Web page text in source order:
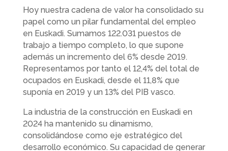
Hoy nuestra cadena de valor ha consolidado su
papel como un pilar fundamental del empleo
en Euskadi. Sumamos 122.031 puestos de
trabajo a tiempo completo, lo que supone
además un incremento del 6% desde 2019.
Representamos por tanto el 12,4% del total de
ocupados en Euskadi, desde el 11,8% que
suponía en 2019 y un 13% del PIB vasco.
La industria de la construcción en Euskadi en
2024 ha mantenido su dinamismo,
consolidándose como eje estratégico del
desarrollo económico. Su capacidad de generar